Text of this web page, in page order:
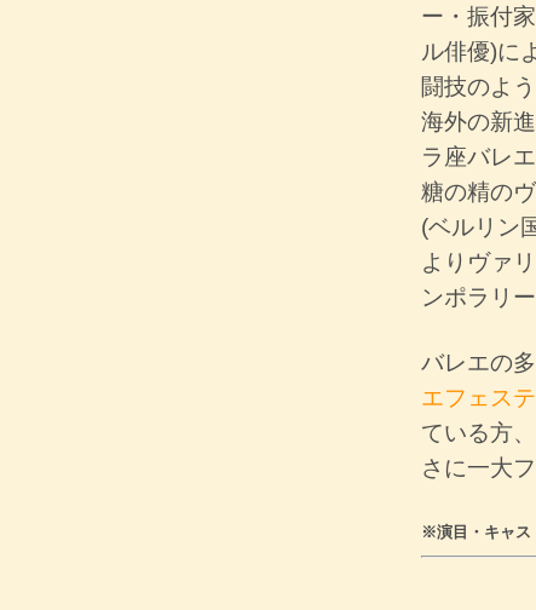
ー・振付
ル俳優)に
闘技のよ
海外の新
ラ座バレ
糖の精の
(ベルリン
よりヴァ
ンポラリ
バレエの
エフェス
ている方
さに一大
※演目・キャス